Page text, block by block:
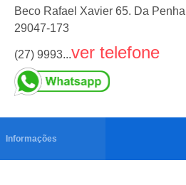
Beco Rafael Xavier 65. Da Penha
29047-173
(27) 9993...ver telefone
Informações